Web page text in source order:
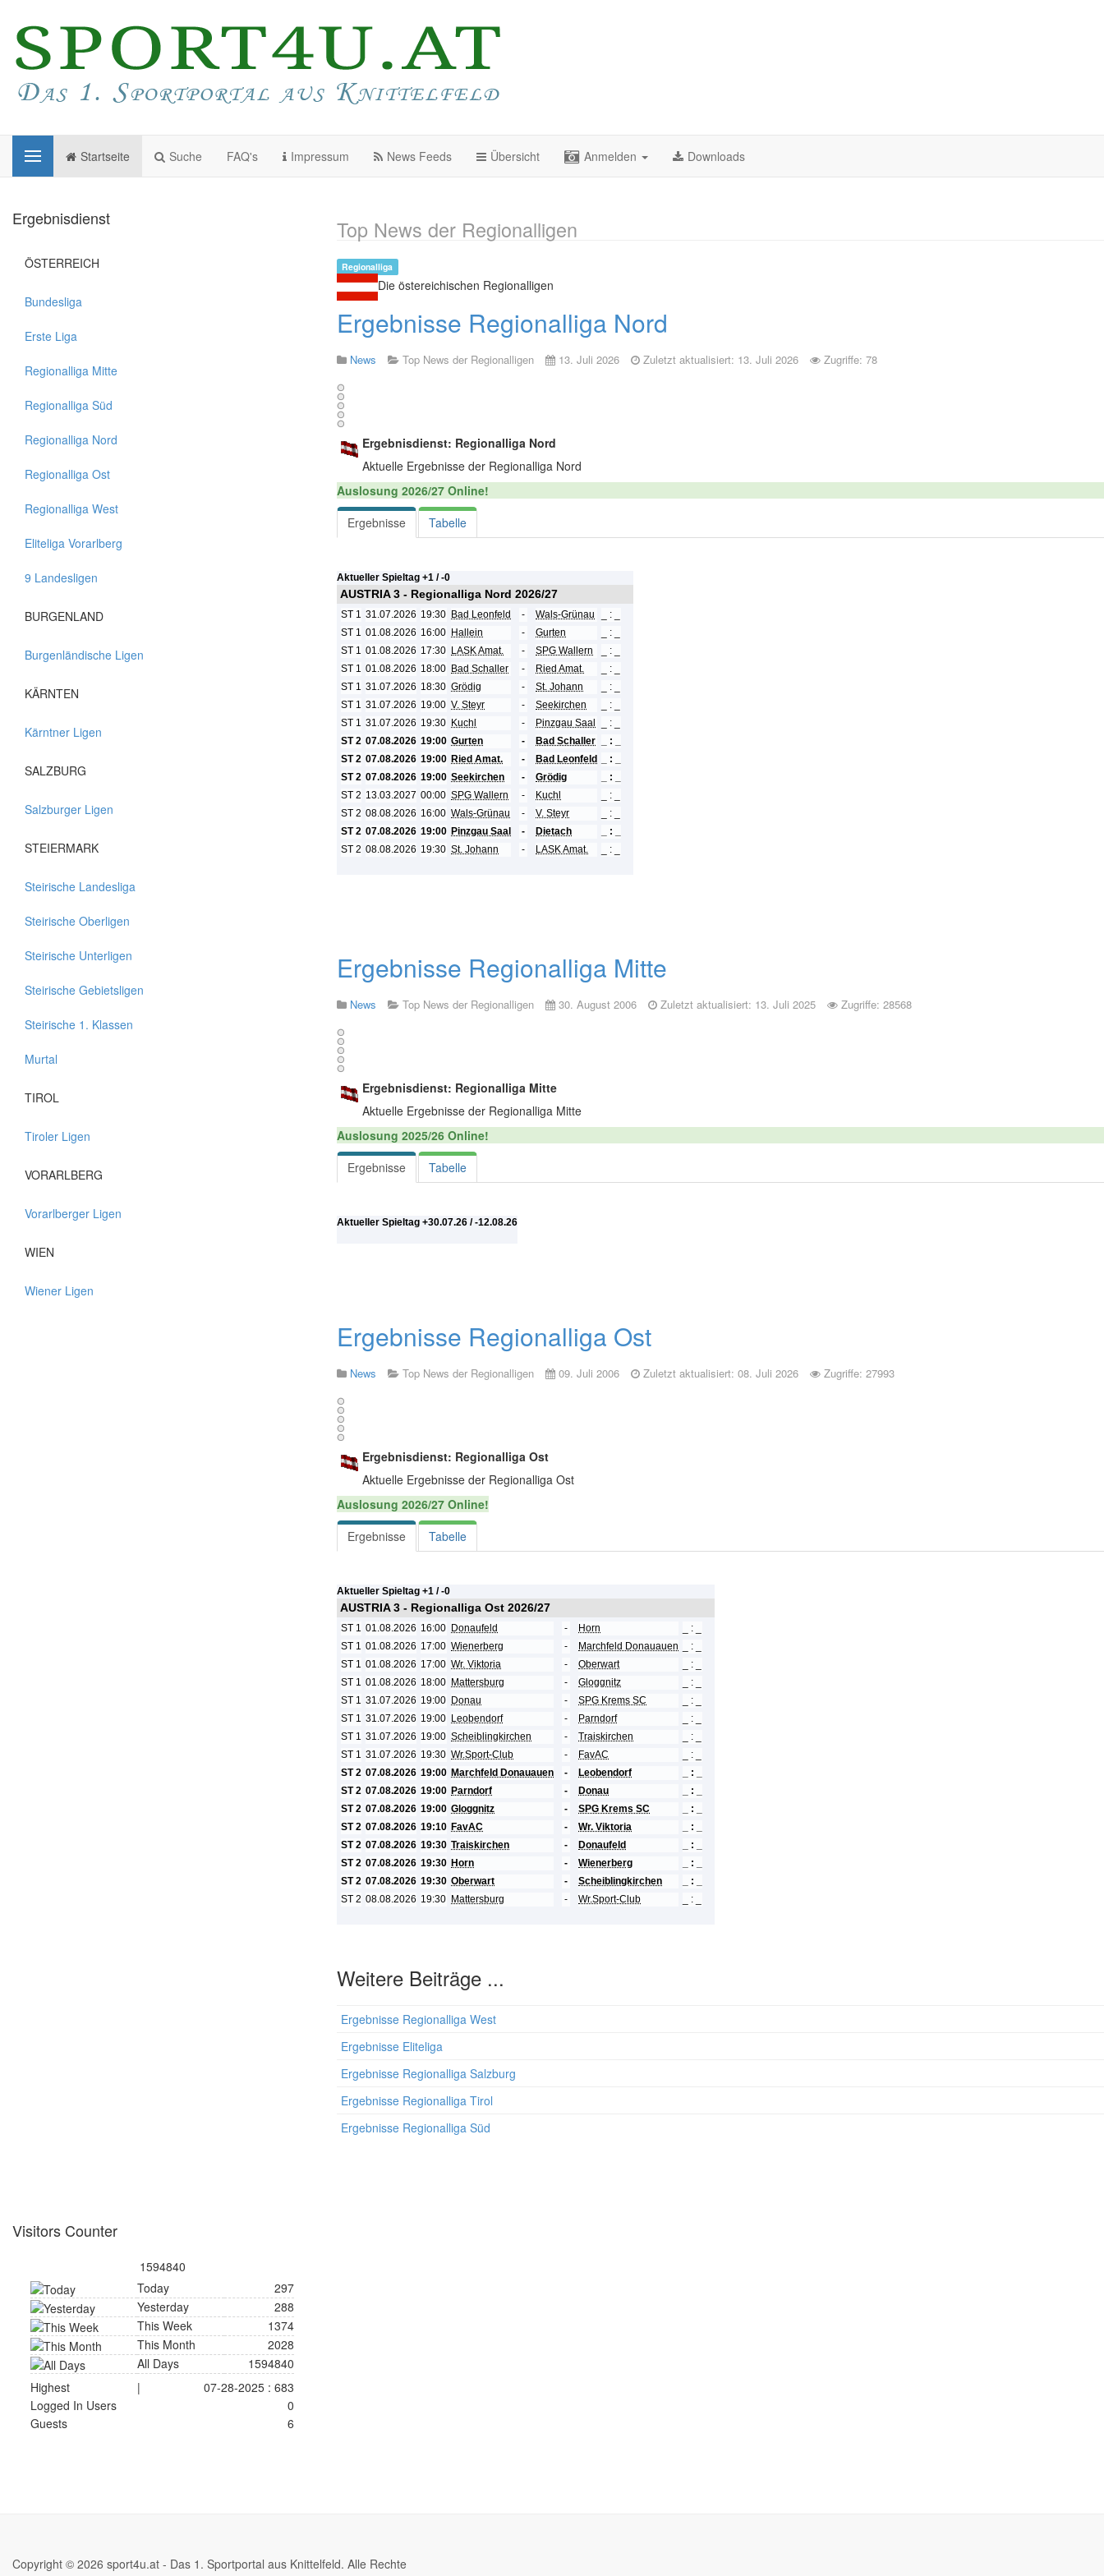
Startseite Suche FAQ's Impressum News Feeds Übersicht Anmelden Downloads
Top News der Regionalligen
Regionalliga
Die östereichischen Regionalligen
Ergebnisse Regionalliga Nord
News Top News der Regionalligen 13. Juli 2026 Zuletzt aktualisiert: 13. Juli 2026 Zugriffe: 78
Ergebnisdienst: Regionalliga Nord
Aktuelle Ergebnisse der Regionalliga Nord
Auslosung 2026/27 Online!
Ergebnisse
Tabelle
Aktueller Spieltag +1 / -0
AUSTRIA 3 - Regionalliga Nord 2026/27
ST 1 31.07.2026 19:30 Bad Leonfeld - Wals-Grünau
_ : _
ST 1 01.08.2026 16:00 Hallein - Gurten
_ : _
ST 1 01.08.2026 17:30 LASK Amat. - SPG Wallern
_ : _
ST 1 01.08.2026 18:00 Bad Schaller - Ried Amat.
_ : _
ST 1 31.07.2026 18:30 Grödig - St. Johann
_ : _
ST 1 31.07.2026 19:00 V. Steyr - Seekirchen
_ : _
ST 1 31.07.2026 19:30 Kuchl - Pinzgau Saal
_ : _
ST 2 07.08.2026 19:00 Gurten - Bad Schaller
_ : _
ST 2 07.08.2026 19:00 Ried Amat. - Bad Leonfeld
_ : _
ST 2 07.08.2026 19:00 Seekirchen - Grödig
_ : _
ST 2 13.03.2027 00:00 SPG Wallern - Kuchl
_ : _
ST 2 08.08.2026 16:00 Wals-Grünau - V. Steyr
_ : _
ST 2 07.08.2026 19:00 Pinzgau Saal - Dietach
_ : _
ST 2 08.08.2026 19:30 St. Johann - LASK Amat. _ : _
Ergebnisse Regionalliga Mitte
News Top News der Regionalligen 30. August 2006 Zuletzt aktualisiert: 13. Juli 2025 Zugriffe: 28568
Ergebnisdienst: Regionalliga Mitte
Aktuelle Ergebnisse der Regionalliga Mitte
Auslosung 2025/26 Online!
Ergebnisse
Tabelle
Aktueller Spieltag +30.07.26 / -12.08.26
Ergebnisse Regionalliga Ost
News Top News der Regionalligen 09. Juli 2006 Zuletzt aktualisiert: 08. Juli 2026 Zugriffe: 27993
Ergebnisdienst: Regionalliga Ost
Aktuelle Ergebnisse der Regionalliga Ost
Auslosung 2026/27 Online!
Ergebnisse
Tabelle
Aktueller Spieltag +1 / -0
AUSTRIA 3 - Regionalliga Ost 2026/27
ST 1 01.08.2026 16:00 Donaufeld - Horn
_ : _
ST 1 01.08.2026 17:00 Wienerberg - Marchfeld Donauauen
_ : _
ST 1 01.08.2026 17:00 Wr. Viktoria - Oberwart
_ : _
ST 1 01.08.2026 18:00 Mattersburg - Gloggnitz
_ : _
ST 1 31.07.2026 19:00 Donau - SPG Krems SC
_ : _
ST 1 31.07.2026 19:00 Leobendorf - Parndorf
_ : _
ST 1 31.07.2026 19:00 Scheiblingkirchen - Traiskirchen
_ : _
ST 1 31.07.2026 19:30 Wr.Sport-Club - FavAC
_ : _
ST 2 07.08.2026 19:00 Marchfeld Donauauen - Leobendorf
_ : _
ST 2 07.08.2026 19:00 Parndorf - Donau
_ : _
ST 2 07.08.2026 19:00 Gloggnitz - SPG Krems SC
_ : _
ST 2 07.08.2026 19:10 FavAC - Wr. Viktoria
_ : _
ST 2 07.08.2026 19:30 Traiskirchen - Donaufeld
_ : _
ST 2 07.08.2026 19:30 Horn - Wienerberg
_ : _
ST 2 07.08.2026 19:30 Oberwart - Scheiblingkirchen
_ : _
ST 2 08.08.2026 19:30 Mattersburg - Wr.Sport-Club _ : _
Weitere Beiträge ...
Ergebnisse Regionalliga West
Ergebnisse Eliteliga
Ergebnisse Regionalliga Salzburg
Ergebnisse Regionalliga Tirol
Ergebnisse Regionalliga Süd
Ergebnisdienst
ÖSTERREICH
Bundesliga
Erste Liga
Regionalliga Mitte
Regionalliga Süd
Regionalliga Nord
Regionalliga Ost
Regionalliga West
Eliteliga Vorarlberg
9 Landesligen
BURGENLAND
Burgenländische Ligen
KÄRNTEN
Kärntner Ligen
SALZBURG
Salzburger Ligen
STEIERMARK
Steirische Landesliga
Steirische Oberligen
Steirische Unterligen
Steirische Gebietsligen
Steirische 1. Klassen
Murtal
TIROL
Tiroler Ligen
VORARLBERG
Vorarlberger Ligen
WIEN
Wiener Ligen
Visitors Counter
1594840
Today
297
Yesterday
288
This Week
1374
This Month
2028
All Days
1594840
Highest
|
07-28-2025 : 683
Logged In Users
0
Guests
6
Copyright © 2026 sport4u.at - Das 1. Sportportal aus Knittelfeld. Alle Rechte